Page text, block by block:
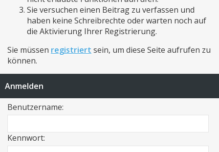
Sie versuchen einen Beitrag zu verfassen und
haben keine Schreibrechte oder warten noch auf
die Aktivierung Ihrer Registrierung.
Sie müssen registriert sein, um diese Seite aufrufen zu
können.
Anmelden
Benutzername:
Kennwort: